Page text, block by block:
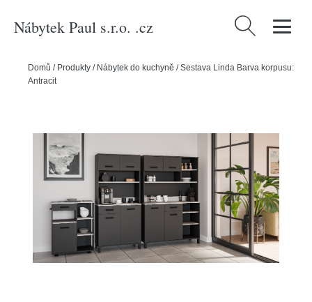
Nábytek Paul s.r.o. .cz Vyhledávání
Domů / Produkty / Nábytek do kuchyně /Sestava Linda Barva korpusu:
Antracit